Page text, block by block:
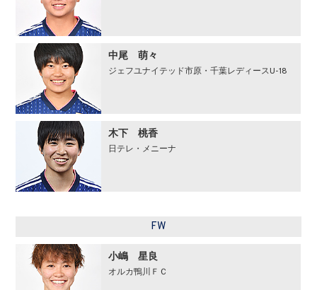
中尾 萌々
ジェフユナイテッド市原・千葉レディースU-18
木下 桃香
日テレ・メニーナ
FW
小嶋 星良
オルカ鴨川ＦＣ